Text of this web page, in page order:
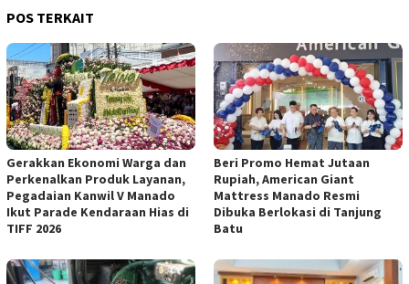
POS TERKAIT
Gerakkan Ekonomi Warga dan
Perkenalkan Produk Layanan,
Pegadaian Kanwil V Manado
Ikut Parade Kendaraan Hias di
TIFF 2026
Beri Promo Hemat Jutaan
Rupiah, American Giant
Mattress Manado Resmi
Dibuka Berlokasi di Tanjung
Batu